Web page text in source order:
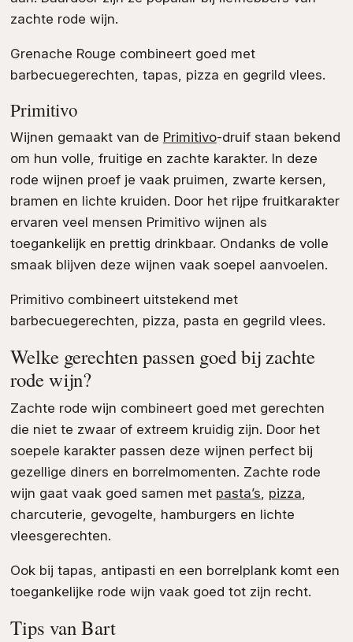
zachte rode wijn.
Grenache Rouge combineert goed met
barbecuegerechten, tapas, pizza en gegrild vlees.
Primitivo
Wijnen gemaakt van de Primitivo-druif staan bekend
om hun volle, fruitige en zachte karakter. In deze
rode wijnen proef je vaak pruimen, zwarte kersen,
bramen en lichte kruiden. Door het rijpe fruitkarakter
ervaren veel mensen Primitivo wijnen als
toegankelijk en prettig drinkbaar. Ondanks de volle
smaak blijven deze wijnen vaak soepel aanvoelen.
Primitivo combineert uitstekend met
barbecuegerechten, pizza, pasta en gegrild vlees.
Welke gerechten passen goed bij zachte
rode wijn?
Zachte rode wijn combineert goed met gerechten
die niet te zwaar of extreem kruidig zijn. Door het
soepele karakter passen deze wijnen perfect bij
gezellige diners en borrelmomenten. Zachte rode
wijn gaat vaak goed samen met pasta’s pizza
charcuterie, gevogelte, hamburgers en lichte
vleesgerechten.
Ook bij tapas, antipasti en een borrelplank komt een
toegankelijke rode wijn vaak goed tot zijn recht.
Tips van Bart